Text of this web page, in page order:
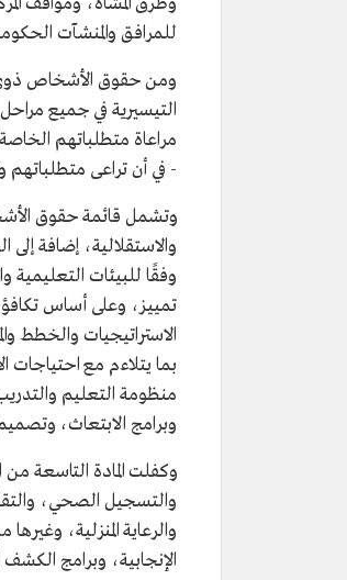
للمرافق والمنشآت
ومن حقوق الأشخاص ذوي
التيسيرية في جميع
مراعاة متطلباتهم
- في أن تراعى متطلباتهم
وتشمل قائمة حقوق
والاستقلالية، إضافة إلى
وفقًا للبيئات التعليمية
تمييز، وعلى أساس
الاستراتيجيات والخطط
بما يتلاءم مع
منظومة التعليم
وبرامج الابتعاث،
وكفلت المادة
والتسجيل الصحي،
والرعاية المنزلية،
الإنجابية، وبرامج